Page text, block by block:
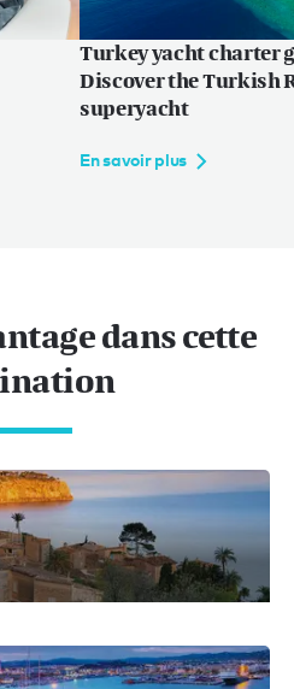
Turkey yacht charter
Discover the Turkish
superyacht
En savoir plus
dans cette